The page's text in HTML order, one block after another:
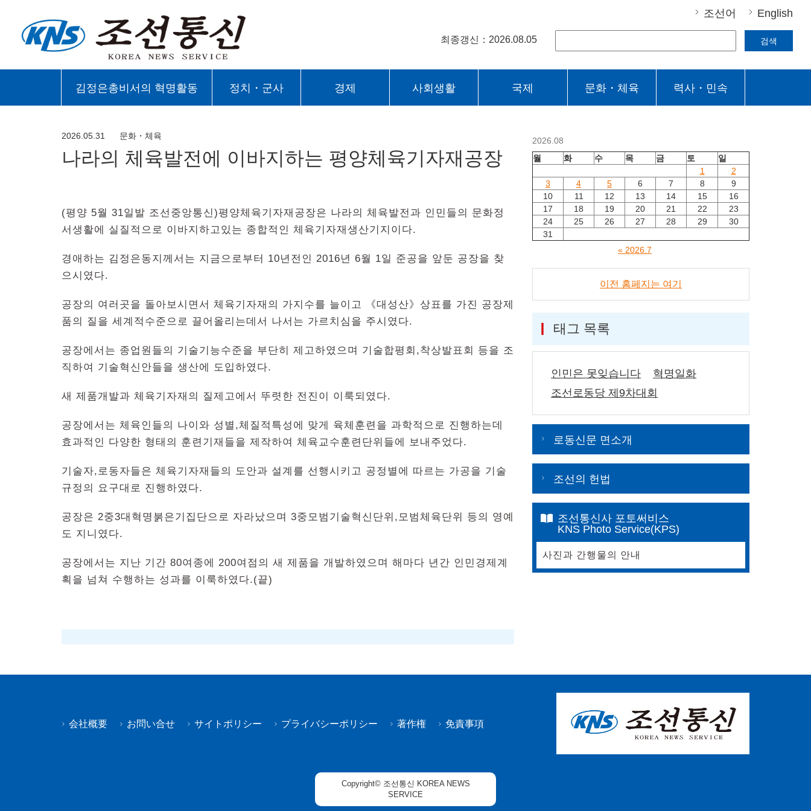
조선어 English
최종갱신：2026.08.05 검색
김정은총비서의 혁명활동 정치・군사 경제 사회생활 국제 문화・체육 력사・민속
2026.05.31 문화・체육
나라의 체육발전에 이바지하는 평양체육기자재공장
(평양 5월 31일발 조선중앙통신)평양체육기자재공장은 나라의 체육발전과 인민들의 문화정
서생활에 실질적으로 이바지하고있는 종합적인 체육기자재생산기지이다.
경애하는 김정은동지께서는 지금으로부터 10년전인 2016년 6월 1일 준공을 앞둔 공장을 찾
으시였다.
공장의 여러곳을 돌아보시면서 체육기자재의 가지수를 늘이고 《대성산》상표를 가진 공장제
품의 질을 세계적수준으로 끌어올리는데서 나서는 가르치심을 주시였다.
공장에서는 종업원들의 기술기능수준을 부단히 제고하였으며 기술합평회,착상발표회 등을 조
직하여 기술혁신안들을 생산에 도입하였다.
새 제품개발과 체육기자재의 질제고에서 뚜렷한 전진이 이룩되였다.
공장에서는 체육인들의 나이와 성별,체질적특성에 맞게 육체훈련을 과학적으로 진행하는데
효과적인 다양한 형태의 훈련기재들을 제작하여 체육교수훈련단위들에 보내주었다.
기술자,로동자들은 체육기자재들의 도안과 설계를 선행시키고 공정별에 따르는 가공을 기술
규정의 요구대로 진행하였다.
공장은 2중3대혁명붉은기집단으로 자라났으며 3중모범기술혁신단위,모범체육단위 등의 영예
도 지니였다.
공장에서는 지난 기간 80여종에 200여점의 새 제품을 개발하였으며 해마다 년간 인민경제계
획을 넘쳐 수행하는 성과를 이룩하였다.(끝)
2026.08
월
화 수 목 금 토
일
1
2
3
4 5 6 7 8
9
10
11 12 13 14 15
16
17
18 19 20 21 22
23
24
25 26 27 28 29
30
31
« 2026.7
이전 홈페지는 여기
태그 목록
인민은 못잊습니다
혁명일화
조선로동당 제9차대회
로동신문 면소개
조선의 헌법
조선통신사 포토써비스
KNS Photo Service(KPS)
사진과 간행물의 안내
会社概要 お問い合せ サイトポリシー プライバシーポリシー 著作権 免責事項
Copyright© 조선통신 KOREA NEWS
SERVICE